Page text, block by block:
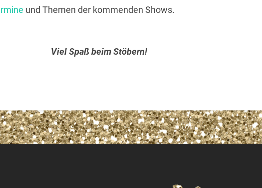
und Themen der kommenden Shows.
Viel Spaß beim Stöbern!